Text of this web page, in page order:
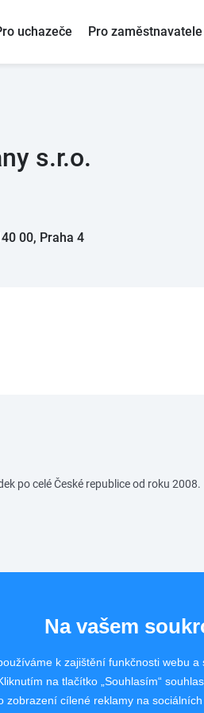
uchazeče Pro zaměstnavatele
s.r.o.
00, Praha 4
po celé České republice od roku 2008.
Na vašem
k zajištění funkčnosti webu
na tlačítko „Souhlasím“
zobrazení cílené reklamy na